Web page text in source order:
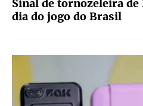
Sinal de tornozeleira
dia do jogo do Brasil